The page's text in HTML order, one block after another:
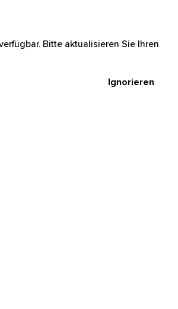
Bitte aktualisieren Sie Ihren
Ignorieren